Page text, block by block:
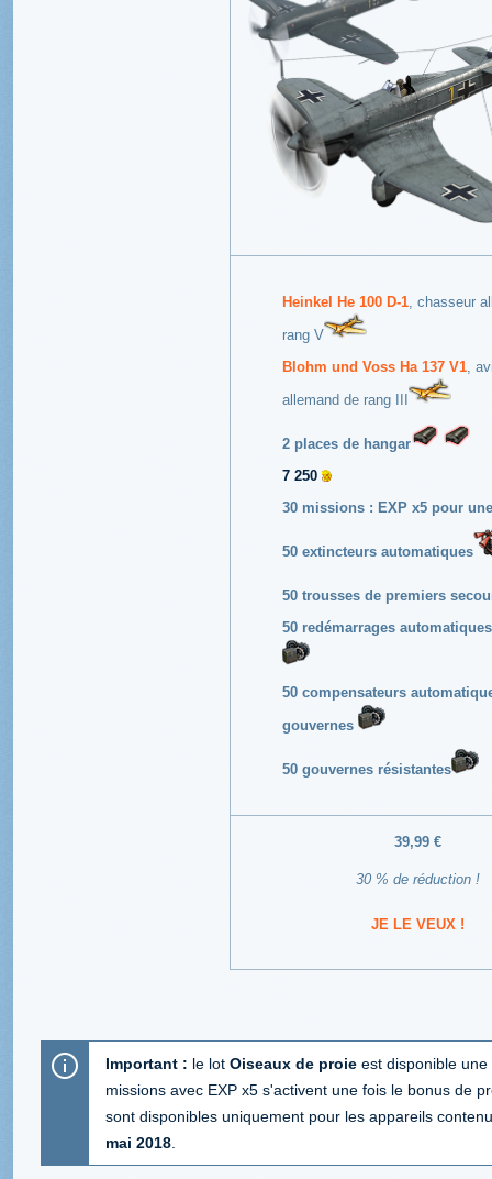
Heinkel He 100 D-1, chasseur
rang V
Blohm und Voss Ha 137 V1,
allemand de rang III
2 places de hangar
7 250
30 missions : EXP x5 pour
50 extincteurs automatiques
50 trousses de premiers
50 redémarrages
50 compensateurs
gouvernes
50 gouvernes résistantes
39,99 €
30 % de réduction !
JE LE VEUX !
Important : le lot Oiseaux de proie est disponible
missions avec EXP x5 s'activent une fois le bonus de
sont disponibles uniquement pour les appareils
mai 2018